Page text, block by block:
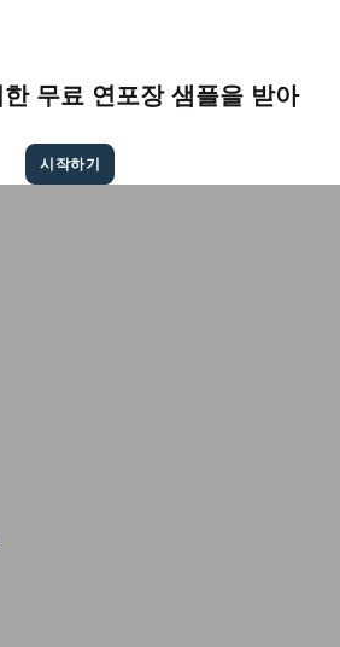
무료 연포장 샘플을 받아
시작하기